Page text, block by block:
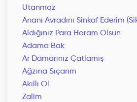
Utanmaz
Ananı Avradını Sinkaf Ederim
Aldığınız Para Haram Olsun
Adama Bak
Ar Damarınız Çatlamış
Ağzına Sıçarım
Akıllı Ol
Zalim